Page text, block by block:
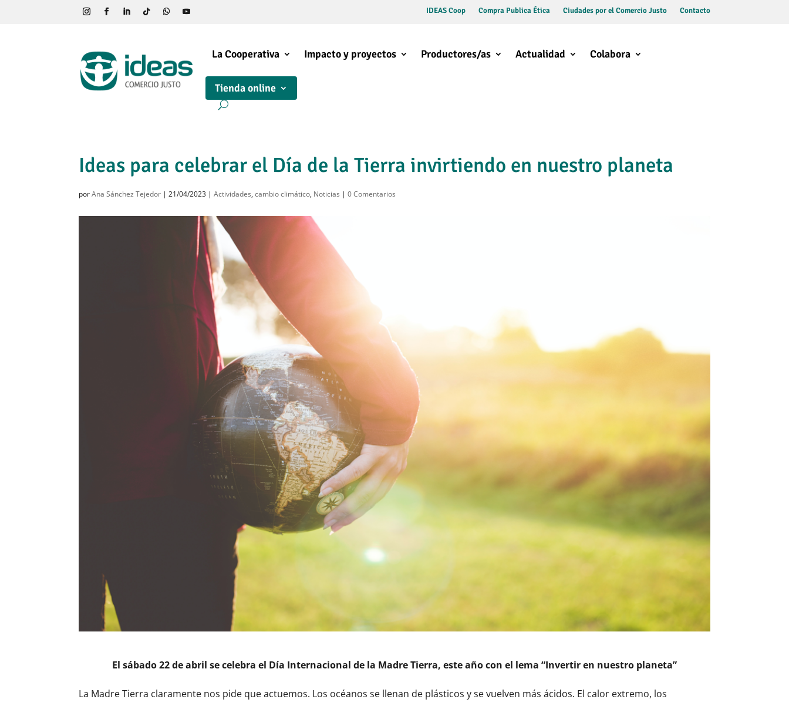
IDEAS Coop Compra Publica Ética Ciudades por el Comercio Justo Contacto
La Cooperativa Impacto y proyectos Productores/as Actualidad Colabora
Tienda online
Ideas para celebrar el Día de la Tierra invirtiendo en nuestro planeta
porAna Sánchez Tejedor |21/04/2023 |Actividades,cambio climático, Noticias |0 Comentarios
El sábado 22 de abril se celebra el Día Internacional de la Madre Tierra, este año con el lema “Invertir en nuestro planeta”
La Madre Tierra claramente nos pide que actuemos. Los océanos se llenan de plásticos y se vuelven más ácidos. El calor extremo, los